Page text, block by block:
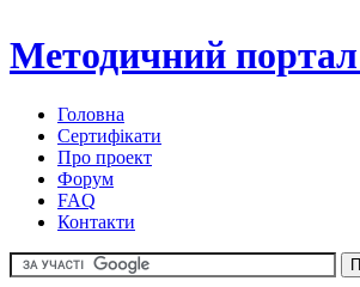
Методичний портал
Головна
Сертифікати
Про проект
Форум
FAQ
Контакти